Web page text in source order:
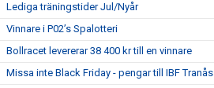
Lediga träningstider Jul/Nyår
Vinnare i P02’s Spalotteri
Bollracet levererar 38 400 kr till en vinnare
Missa inte Black Friday - pengar till IBF Tranås